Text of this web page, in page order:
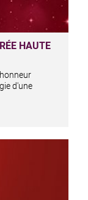
HAUTE
d'une